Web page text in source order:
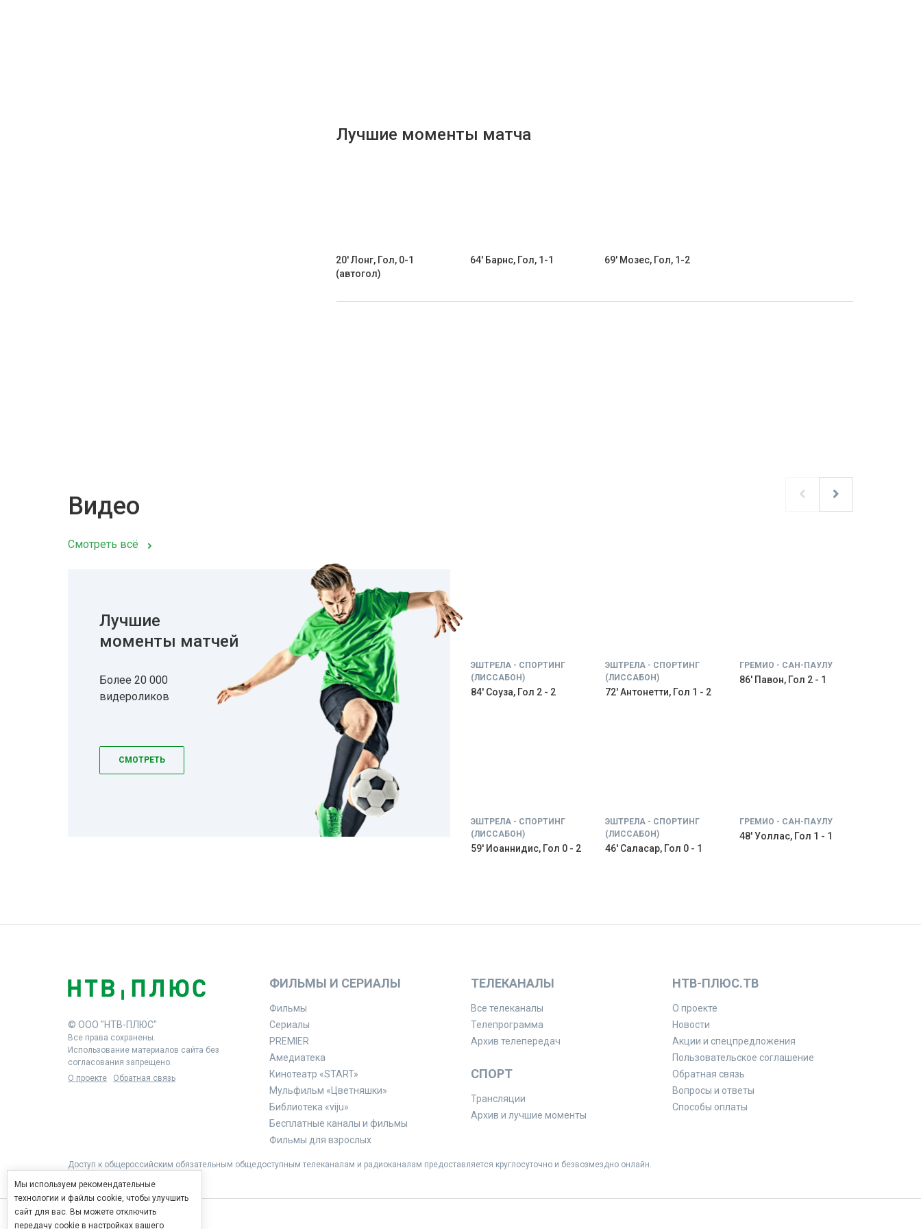
Лучшие моменты матча
20' Лонг, Гол, 0-1
(автогол)
64' Барнс, Гол, 1-1 69' Мозес, Гол, 1-2
Видео
Смотреть всё
Лучшие
моменты матчей
Более 20 000
видероликов
СМОТРЕТЬ
ЭШТРЕЛА - СПОРТИНГ
(ЛИССАБОН)
84' Соуза, Гол 2 - 2
ЭШТРЕЛА - СПОРТИНГ
(ЛИССАБОН)
72' Антонетти, Гол 1 - 2
ГРЕМИО - САН-ПАУЛУ
86' Павон, Гол 2 - 1
ЭШТРЕЛА - СПОРТИНГ
(ЛИССАБОН)
59' Иоаннидис, Гол 0 - 2
ЭШТРЕЛА - СПОРТИНГ
(ЛИССАБОН)
46' Саласар, Гол 0 - 1
ГРЕМИО - САН-ПАУЛУ
48' Уоллас, Гол 1 - 1
© ООО "НТВ-ПЛЮС"
Все права сохранены.
Использование материалов сайта без
согласования запрещено.
О проекте
Обратная связь
ФИЛЬМЫ И СЕРИАЛЫ
Фильмы
Сериалы
PREMIER
Амедиатека
Кинотеатр «START»
Мульфильм «Цветняшки»
Библиотека «viju»
Бесплатные каналы и фильмы
Фильмы для взрослых
ТЕЛЕКАНАЛЫ
Все телеканалы
Телепрограмма
Архив телепередач
СПОРТ
Трансляции
Архив и лучшие моменты
НТВ-ПЛЮС.ТВ
О проекте
Новости
Акции и спецпредложения
Пользовательское соглашение
Обратная связь
Вопросы и ответы
Способы оплаты
Доступ к общероссийским обязательным общедоступным телеканалам и радиоканалам предоставляется круглосуточно и безвозмездно онлайн.
Мы используем рекомендательные
технологии и файлы cookie, чтобы улучшить
сайт для вас. Вы можете отключить
передачу cookie в настройках вашего